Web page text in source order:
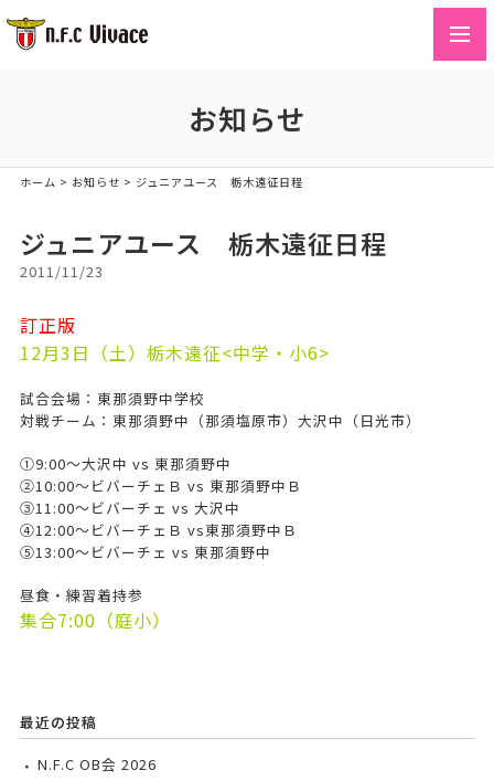
お知らせ
ホーム > お知らせ > ジュニアユース 栃木遠征日程
ジュニアユース 栃木遠征日程
2011/11/23
訂正版
12月3日（土）栃木遠征<中学・小6>
試合会場：東那須野中学校
対戦チーム：東那須野中（那須塩原市）大沢中（日光市）
①9:00～大沢中 vs 東那須野中
②10:00～ビバーチェＢ vs 東那須野中Ｂ
③11:00～ビバーチェ vs 大沢中
④12:00～ビバーチェＢ vs東那須野中Ｂ
⑤13:00～ビバーチェ vs 東那須野中
昼食・練習着持参
集合7:00（庭小）
最近の投稿
N.F.C OB会 2026